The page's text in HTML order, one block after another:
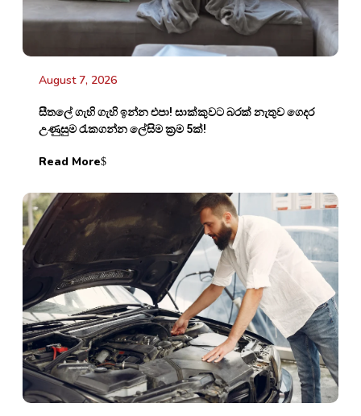
August 7, 2026
සීතලේ ගැහි ගැහි ඉන්න එපා! සාක්කුවට බරක් නැතුව ගෙදර
උණුසුම රැකගන්න ලේසිම ක්‍රම 5ක්!
Read More